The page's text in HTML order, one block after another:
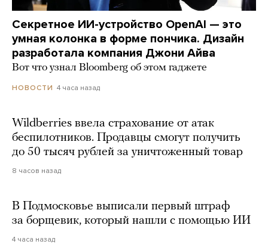
Секретное ИИ-устройство OpenAI — это
умная колонка в форме пончика. Дизайн
разработала компания Джони Айва
Вот что узнал Bloomberg об этом гаджете
НОВОСТИ 4 часа назад
Wildberries ввела страхование от атак
беспилотников. Продавцы смогут получить
до 50 тысяч рублей за уничтоженный товар
8 часов назад
В Подмосковье выписали первый штраф
за борщевик, который нашли с помощью ИИ
4 часа назад